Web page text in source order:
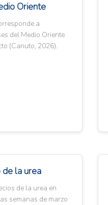
Oriente
a
del Medio Oriente
(Canuto, 2026).
la urea
de la urea en
semanas de marzo